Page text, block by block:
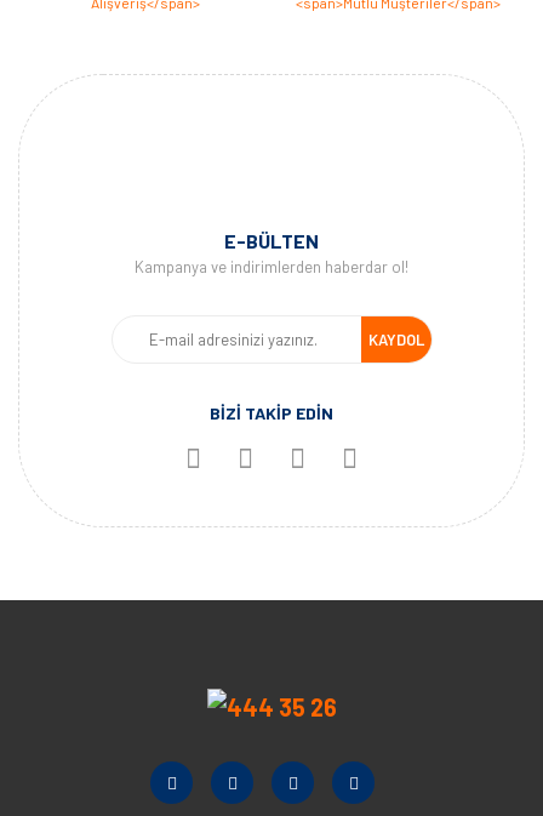
E-BÜLTEN
Kampanya ve indirimlerden haberdar ol!
KAYDOL
BİZİ TAKİP EDİN